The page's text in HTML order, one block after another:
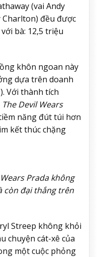
(vai Andy
Charlton) đều được
bà: 12,5 triệu
khôn ngoan này
dựa trên doanh
Với thành tích
The Devil Wears
năng đút túi hơn
kết thúc chặng
Prada không
còn đại thắng trên
Streep không khỏi
chuyện cát-xê của
một cuộc phỏng